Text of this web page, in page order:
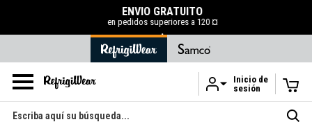
Ir al contenido principal
ENVÍO GRATUITO
en pedidos superiores a 120 ¤
.
Inicio de
sesión
Buscar